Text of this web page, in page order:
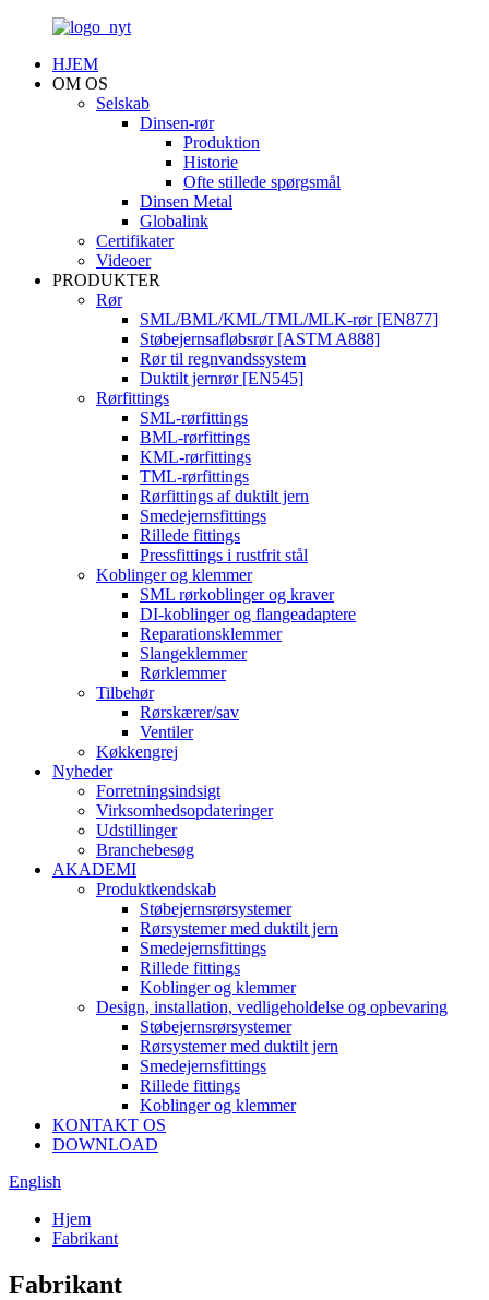
HJEM
OM OS
Selskab
Dinsen-rør
Produktion
Historie
Ofte stillede spørgsmål
Dinsen Metal
Globalink
Certifikater
Videoer
PRODUKTER
Rør
SML/BML/KML/TML/MLK-rør [EN877]
Støbejernsafløbsrør [ASTM A888]
Rør til regnvandssystem
Duktilt jernrør [EN545]
Rørfittings
SML-rørfittings
BML-rørfittings
KML-rørfittings
TML-rørfittings
Rørfittings af duktilt jern
Smedejernsfittings
Rillede fittings
Pressfittings i rustfrit stål
Koblinger og klemmer
SML rørkoblinger og kraver
DI-koblinger og flangeadaptere
Reparationsklemmer
Slangeklemmer
Rørklemmer
Tilbehør
Rørskærer/sav
Ventiler
Køkkengrej
Nyheder
Forretningsindsigt
Virksomhedsopdateringer
Udstillinger
Branchebesøg
AKADEMI
Produktkendskab
Støbejernsrørsystemer
Rørsystemer med duktilt jern
Smedejernsfittings
Rillede fittings
Koblinger og klemmer
Design, installation, vedligeholdelse og opbevaring
Støbejernsrørsystemer
Rørsystemer med duktilt jern
Smedejernsfittings
Rillede fittings
Koblinger og klemmer
KONTAKT OS
DOWNLOAD
English
Hjem
Fabrikant
Fabrikant